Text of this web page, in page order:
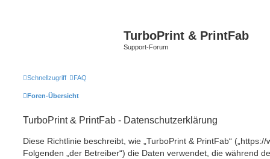
TurboPrint & PrintFab
Support-Forum
Schnellzugriff FAQ
Foren-Übersicht
TurboPrint & PrintFab - Datenschutzerklärung
Diese Richtlinie beschreibt, wie „TurboPrint & PrintFab“
Folgenden „der Betreiber“) die Daten verwendet, die während